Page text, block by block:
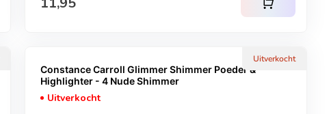
shopping_cart
Uitverkocht
Constance Carroll Glimmer Shimmer Poeder &
Highlighter - 4 Nude Shimmer
Uitverkocht